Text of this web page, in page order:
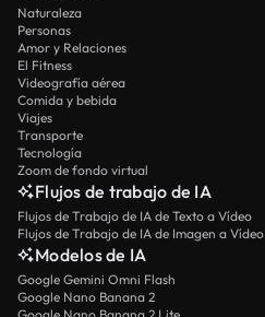
Naturaleza
Personas
Amor y Relaciones
El Fitness
Videografía aérea
Comida y bebida
Viajes
Transporte
Tecnología
Zoom de fondo virtual
Flujos de trabajo de IA
Flujos de Trabajo de IA de Texto a Vídeo
Flujos de Trabajo de IA de Imagen a Vídeo
Modelos de IA
Google Gemini Omni Flash
Google Nano Banana 2